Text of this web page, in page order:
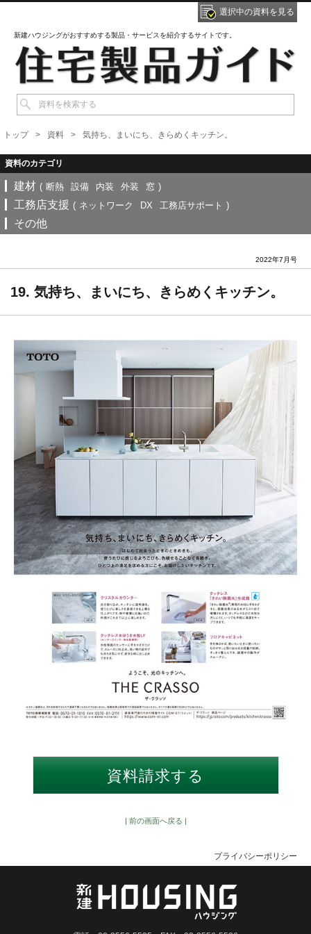
新建ハウジングがおすすめする製品・サービスを紹介するサイトです。
選択中の資料を見る
トップ 資料 気持ち、まいにち、きらめくキッチン。
建材 ( 断熱 設備 内装 外装 窓 )
工務店支援 ( ネットワーク DX 工務店サポート )
その他
2022年7月号
19. 気持ち、まいにち、きらめくキッチン。
| 前の画面へ戻る |
プライバシーポリシー